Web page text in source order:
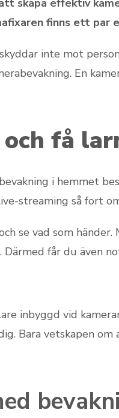
skapa effektiv
finns ett par
inte mot
En
få
i hemmet
streaming så fort
se vad som
Därmed får du även
inbyggd vid
Bara vetskapen